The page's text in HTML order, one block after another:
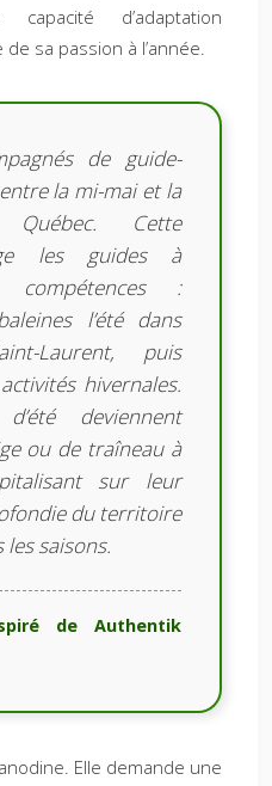
d’adaptation
sa passion à l’année.
de guide-
la mi-mai et la
Cette
les guides à
compétences :
l’été dans
Laurent, puis
hivernales.
deviennent
ou de traîneau à
sur leur
du territoire
saisons.
de Authentik
Elle demande une